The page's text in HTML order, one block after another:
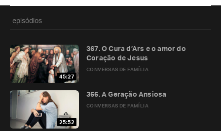
episódios
45:27
CONVERSAS DE FAMÍLIA
367. O Cura d’Ars e o amor do
Coração de Jesus
25:52
CONVERSAS DE FAMÍLIA
366. A Geração Ansiosa